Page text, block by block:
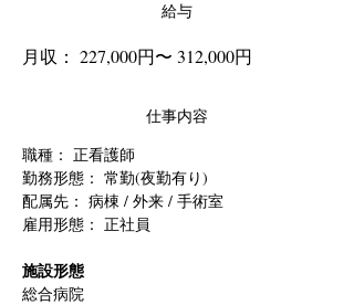
給与
月収： 227,000円〜 312,000円
仕事内容
職種： 正看護師
勤務形態： 常勤(夜勤有り)
配属先： 病棟 / 外来 / 手術室
雇用形態： 正社員
施設形態
総合病院